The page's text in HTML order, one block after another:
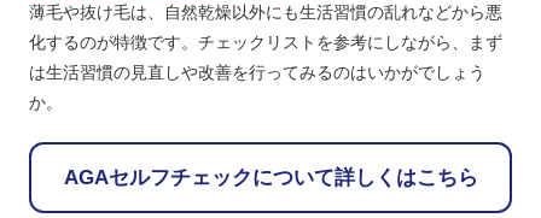
薄毛や抜け毛は、自然乾燥以外にも生活習慣の乱れなどから悪
化するのが特徴です。チェックリストを参考にしながら、まず
は生活習慣の見直しや改善を行ってみるのはいかがでしょう
か。
AGAセルフチェックについて詳しくはこちら